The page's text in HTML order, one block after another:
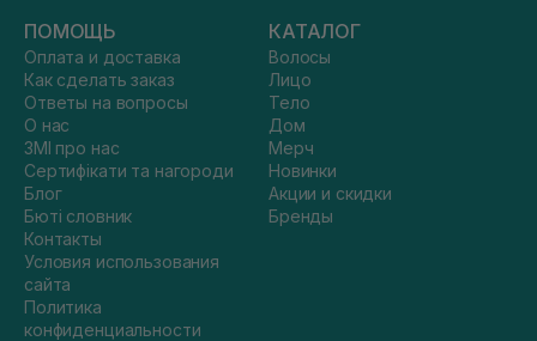
ПОМОЩЬ
Оплата и доставка
Как сделать заказ
Ответы на вопросы
О нас
ЗМІ про нас
Сертифікати та нагороди
Блог
Бюті словник
Контакты
Условия использования
сайта
Политика
конфиденциальности
КАТАЛОГ
Волосы
Лицо
Тело
Дом
Мерч
Новинки
Акции и скидки
Бренды